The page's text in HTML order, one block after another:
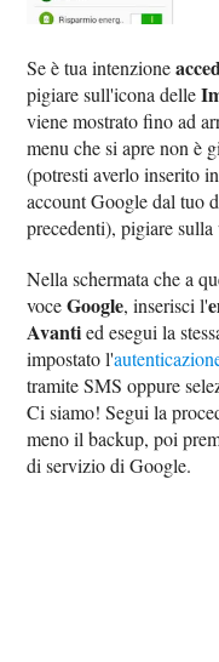
Se è tua intenzione
pigiare sull'icona delle
viene mostrato fino ad
menu che si apre non è
(potresti averlo inserito
account Google dal tuo
precedenti), pigiare sulla
Nella schermata che a
voceGoogle, inserisci l'
Avantied esegui la
impostato l'
tramite SMS oppure
Ci siamo! Segui la
meno il backup, poi
di servizio di Google.